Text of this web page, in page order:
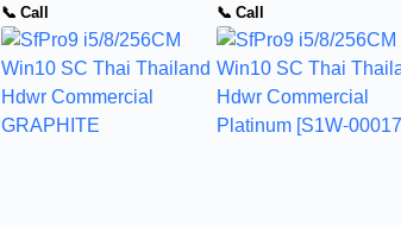
📞 Call 📞 Call